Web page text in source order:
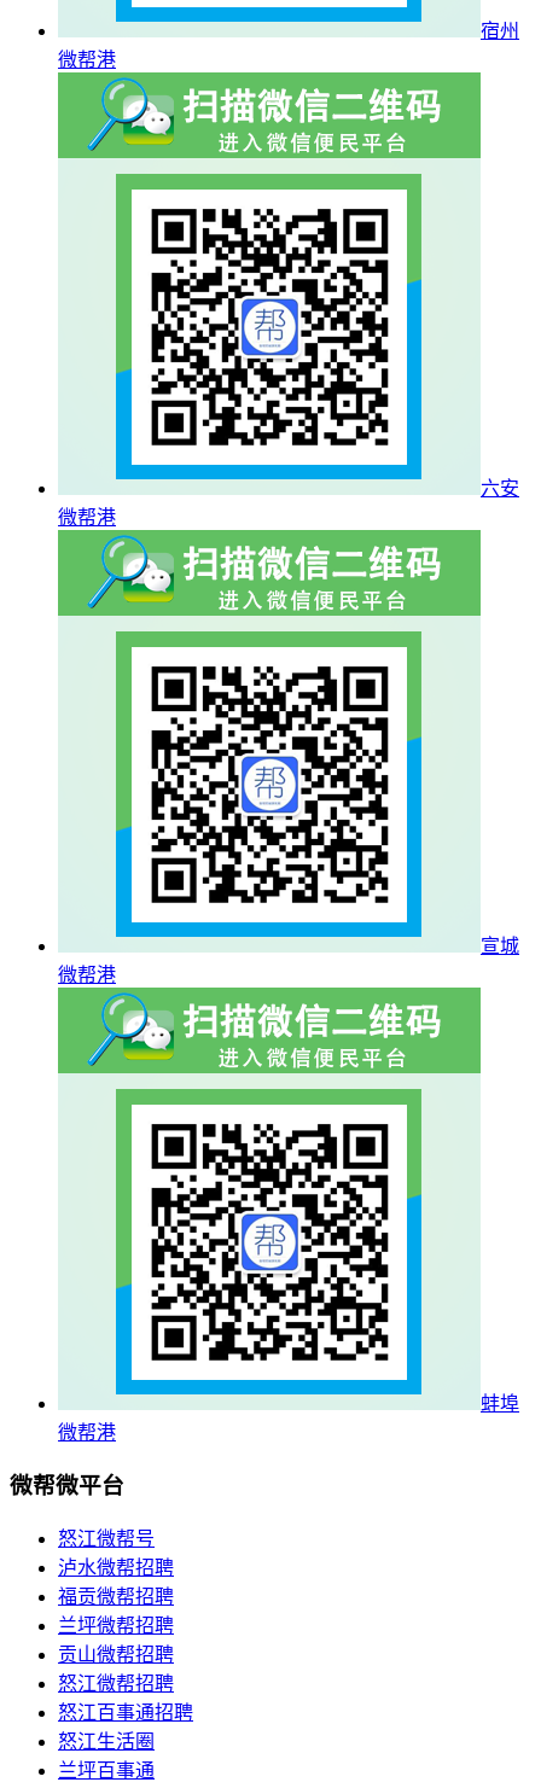
宿州
微帮港
六安
微帮港
宣城
微帮港
蚌埠
微帮港
微帮微平台
怒江微帮号
泸水微帮招聘
福贡微帮招聘
兰坪微帮招聘
贡山微帮招聘
怒江微帮招聘
怒江百事通招聘
怒江生活圈
兰坪百事通